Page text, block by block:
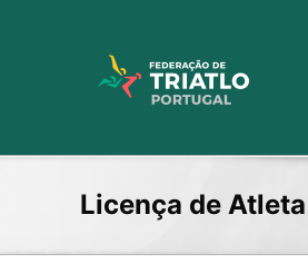
Licença de Atleta